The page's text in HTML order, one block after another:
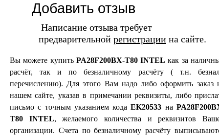
Добавить отзыв
Написание отзыва требует
предварительной регистрации на сайте.
Вы можете купить PA28F200BX-T80 INTEL как за
расчёт, так и по безналичному расчёту ( т.н.
перечислению). Для этого Вам надо либо оформить заказ
нашем сайте, указав в примечании реквизиты, либо
письмо с точным указанием кодаEK20533 на
T80 INTEL, желаемого количества и реквизитов
организации. Счета по безналичному расчёту